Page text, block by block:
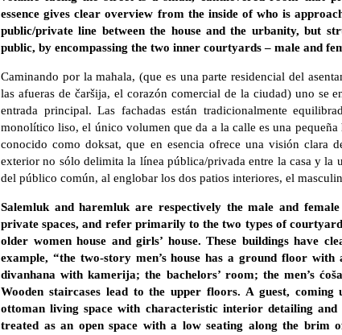
essence gives clear overview from the inside of who is
public/private line between the house and the urbanity, but
public, by encompassing the two inner courtyards – male and
Caminando por la mahala, (que es una parte residencial del
las afueras de čaršija, el corazón comercial de la ciudad) uno se
entrada principal. Las fachadas están tradicionalmente
monolítico liso, el único volumen que da a la calle es una
conocido como doksat, que en esencia ofrece una visión clara
exterior no sólo delimita la línea pública/privada entre la casa y
del público común, al englobar los dos patios interiores, el
Salemluk and haremluk are respectively the male and
private spaces, and refer primarily to the two types of
older women house and girls’ house. These buildings have
example, “the two-story men’s house has a ground floor
divanhana with kamerija; the bachelors’ room; the men’s
Wooden staircases lead to the upper floors. A guest,
ottoman living space with characteristic interior detailing
treated as an open space with a low seating along the